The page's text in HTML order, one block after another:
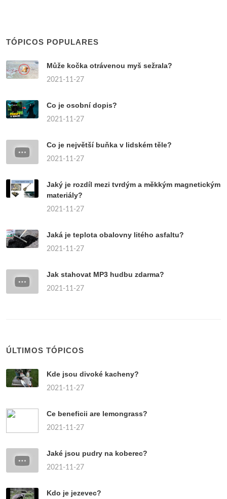
TÓPICOS POPULARES
Může kočka otrávenou myš sežrala?
2021-11-27
Co je osobní dopis?
2021-11-27
Co je největší buňka v lidském těle?
2021-11-27
Jaký je rozdíl mezi tvrdým a měkkým magnetickým
materiály?
2021-11-27
Jaká je teplota obalovny litého asfaltu?
2021-11-27
Jak stahovat MP3 hudbu zdarma?
2021-11-27
ÚLTIMOS TÓPICOS
Kde jsou divoké kacheny?
2021-11-27
Ce beneficii are lemongrass?
2021-11-27
Jaké jsou pudry na koberec?
2021-11-27
Kdo je jezevec?